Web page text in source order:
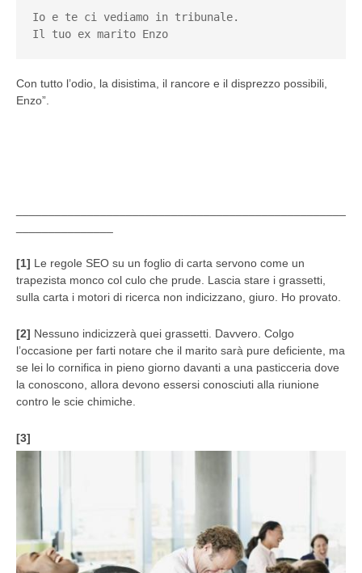
Io e te ci vediamo in tribunale.
Il tuo ex marito Enzo
Con tutto l’odio, la disistima, il rancore e il disprezzo possibili,
Enzo”.
[1] Le regole SEO su un foglio di carta servono come un
trapezista monco col culo che prude. Lascia stare i grassetti,
sulla carta i motori di ricerca non indicizzano, giuro. Ho provato.
[2] Nessuno indicizzerà quei grassetti. Davvero. Colgo
l’occasione per farti notare che il marito sarà pure deficiente, ma
se lei lo cornifica in pieno giorno davanti a una pasticceria dove
la conoscono, allora devono essersi conosciuti alla riunione
contro le scie chimiche.
[3]